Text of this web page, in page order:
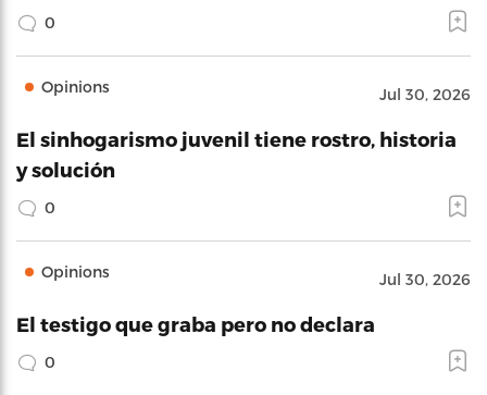
0
Opinions Jul 30, 2026
El sinhogarismo juvenil tiene rostro, historia
y solución
0
Opinions Jul 30, 2026
El testigo que graba pero no declara
0